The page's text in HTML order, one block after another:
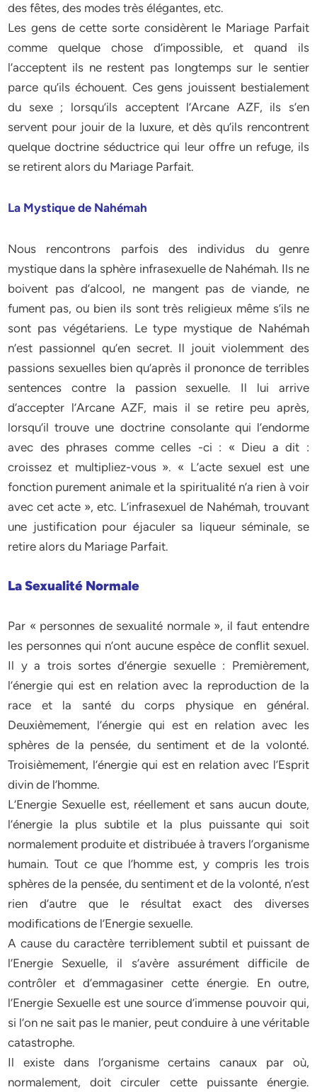
des fêtes, des modes très élégantes, etc.
Les gens de cette sorte considèrent le Mariage Parfait
comme quelque chose d’impossible, et quand ils
l’acceptent ils ne restent pas longtemps sur le sentier
parce qu’ils échouent. Ces gens jouissent bestialement
du sexe ; lorsqu’ils acceptent l’Arcane AZF, ils s’en
servent pour jouir de la luxure, et dès qu’ils rencontrent
quelque doctrine séductrice qui leur offre un refuge, ils
se retirent alors du Mariage Parfait.
La Mystique de Nahémah
Nous rencontrons parfois des individus du genre
mystique dans la sphère infrasexuelle de Nahémah. Ils ne
boivent pas d’alcool, ne mangent pas de viande, ne
fument pas, ou bien ils sont très religieux même s’ils ne
sont pas végétariens. Le type mystique de Nahémah
n’est passionnel qu’en secret. Il jouit violemment des
passions sexuelles bien qu’après il prononce de terribles
sentences contre la passion sexuelle. Il lui arrive
d’accepter l’Arcane AZF, mais il se retire peu après,
lorsqu’il trouve une doctrine consolante qui l’endorme
avec des phrases comme celles -ci : « Dieu a dit :
croissez et multipliez-vous ». « L’acte sexuel est une
fonction purement animale et la spiritualité n’a rien à voir
avec cet acte », etc. L’infrasexuel de Nahémah, trouvant
une justification pour éjaculer sa liqueur séminale, se
retire alors du Mariage Parfait.
La Sexualité Normale
Par « personnes de sexualité normale », il faut entendre
les personnes qui n’ont aucune espèce de conflit sexuel.
Il y a trois sortes d’énergie sexuelle : Premièrement,
l’énergie qui est en relation avec la reproduction de la
race et la santé du corps physique en général.
Deuxièmement, l’énergie qui est en relation avec les
sphères de la pensée, du sentiment et de la volonté.
Troisièmement, l’énergie qui est en relation avec l’Esprit
divin de l’homme.
L’Energie Sexuelle est, réellement et sans aucun doute,
l’énergie la plus subtile et la plus puissante qui soit
normalement produite et distribuée à travers l’organisme
humain. Tout ce que l’homme est, y compris les trois
sphères de la pensée, du sentiment et de la volonté, n’est
rien d’autre que le résultat exact des diverses
modifications de l’Energie sexuelle.
A cause du caractère terriblement subtil et puissant de
l’Energie Sexuelle, il s’avère assurément difficile de
contrôler et d’emmagasiner cette énergie. En outre,
l’Energie Sexuelle est une source d’immense pouvoir qui,
si l’on ne sait pas le manier, peut conduire à une véritable
catastrophe.
Il existe dans l’organisme certains canaux par où,
normalement, doit circuler cette puissante énergie.